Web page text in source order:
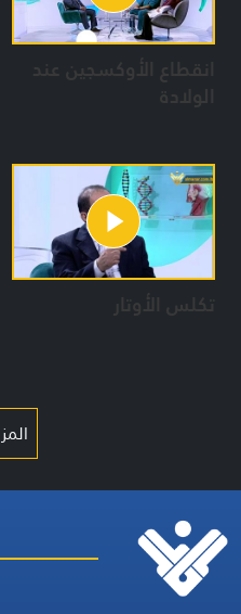
انقطاع الأوكسجين عند
الولادة
تكلس الأوتار